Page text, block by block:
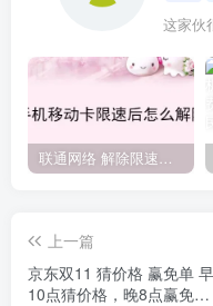
这家伙
上一篇
京东双11 猜价格 赢免单 早
10点猜价格，晚8点赢免